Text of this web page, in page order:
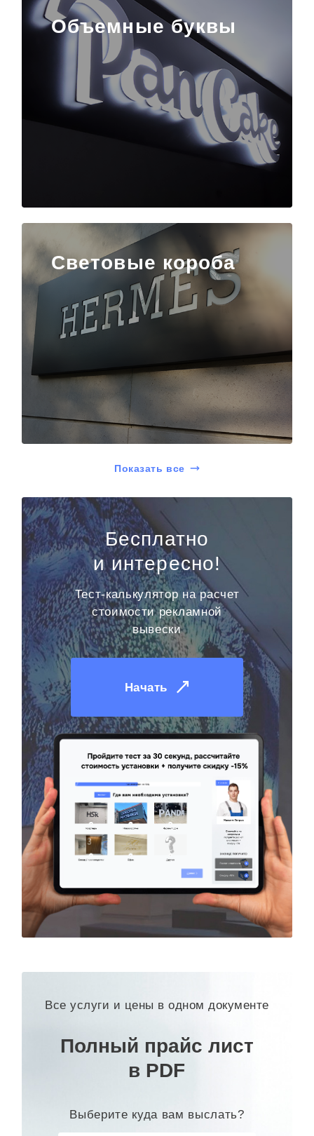
Объемные буквы
Световые короба
Показать все
Бесплатно
и интересно!
Тест-калькулятор на расчет
стоимости рекламной
вывески
Начать
Все услуги и цены в одном документе
Полный прайс лист
в PDF
Выберите куда вам выслать?